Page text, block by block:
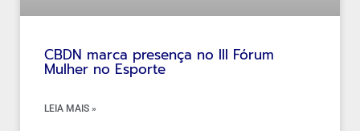
CBDN marca presença no III Fórum
Mulher no Esporte
LEIA MAIS »